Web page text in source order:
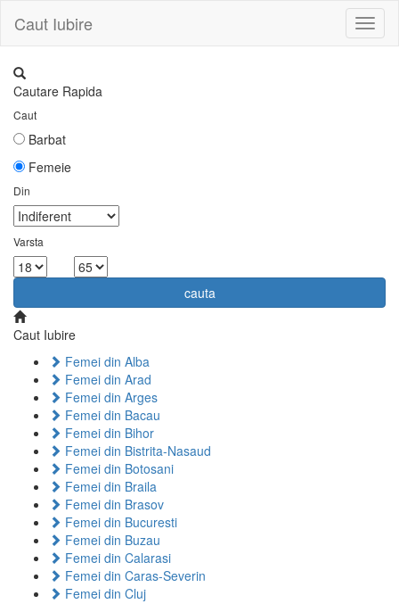
Caut Iubire
Cautare Rapida
Caut
Barbat
Femeie
Din
Varsta
cauta
Caut Iubire
Femei din Alba
Femei din Arad
Femei din Arges
Femei din Bacau
Femei din Bihor
Femei din Bistrita-Nasaud
Femei din Botosani
Femei din Braila
Femei din Brasov
Femei din Bucuresti
Femei din Buzau
Femei din Calarasi
Femei din Caras-Severin
Femei din Cluj